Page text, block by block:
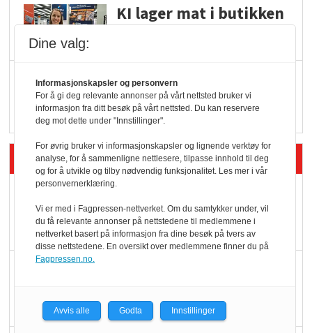
KI lager mat i butikken
Q passerte 1 milliard i
Rema i 2025
Siste artikler - Økologisk
yoghurt: Trues av
melkemangel
hederspris
Dine valg:
Informasjonskapsler og personvern
For å gi deg relevante annonser på vårt nettsted bruker vi
informasjon fra ditt besøk på vårt nettsted. Du kan reservere
deg mot dette under "Innstillinger".
For øvrig bruker vi informasjonskapsler og lignende verktøy for
analyse, for å sammenligne nettlesere, tilpasse innhold til deg
og for å utvikle og tilby nødvendig funksjonalitet. Les mer i vår
personvernerklæring.
Vi er med i Fagpressen-nettverket. Om du samtykker under, vil
du få relevante annonser på nettstedene til medlemmene i
nettverket basert på informasjon fra dine besøk på tvers av
disse nettstedene. En oversikt over medlemmene finner du på
Fagpressen.no.
Avvis alle Godta Innstillinger